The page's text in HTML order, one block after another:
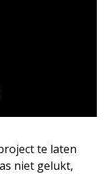
te laten
niet gelukt,